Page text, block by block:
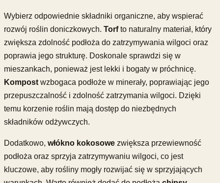
Wybierz odpowiednie składniki organiczne, aby wspierać
rozwój roślin doniczkowych. Torfto naturalny materiał, który
zwiększa zdolność podłoża do zatrzymywania wilgoci oraz
poprawia jego strukturę. Doskonale sprawdzi się w
mieszankach, ponieważ jest lekki i bogaty w próchnicę.
Kompost wzbogaca podłoże w minerały, poprawiając jego
przepuszczalność i zdolność zatrzymania wilgoci. Dzięki
temu korzenie roślin mają dostęp do niezbędnych
składników odżywczych.
Dodatkowo, włókno kokosowe zwiększa przewiewność
podłoża oraz sprzyja zatrzymywaniu wilgoci, co jest
kluczowe, aby rośliny mogły rozwijać się w sprzyjających